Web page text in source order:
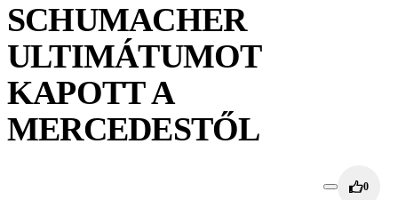
SCHUMACHER
ULTIMÁTUMOT
KAPOTT A
MERCEDESTŐL
0